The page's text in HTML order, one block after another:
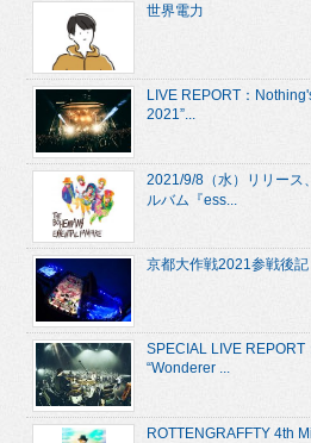
世界電力
LIVE REPORT：
2021”...
2021/9/8（水）リリース
ルバム『ess...
京都大作戦2021参戦後記
SPECIAL LIVE
“Wonderer ...
ROTTENGRAFFTY 4th